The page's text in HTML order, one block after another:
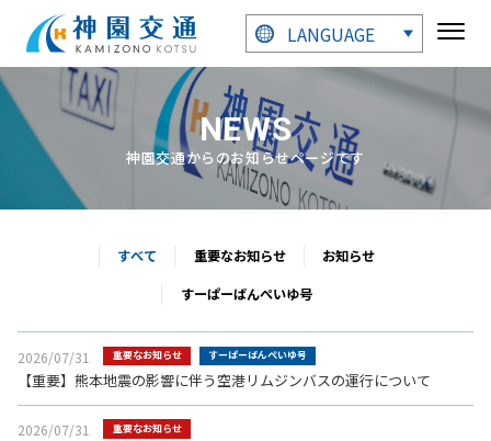
LANGUAGE
NEWS
神園交通からのお知らせページです
すべて 重要なお知らせ
お知らせ
すーぱーばんぺいゆ号
2026/07/31 重要なお知らせ すーぱーばんぺいゆ号
【重要】熊本地震の影響に伴う空港リムジンバスの運行について
2026/07/31 重要なお知らせ